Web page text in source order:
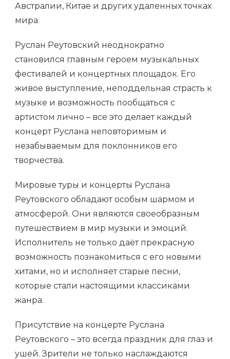
Австралии, Китае и других удаленных точках
мира.
Руслан Реутовский неоднократно
становился главным героем музыкальных
фестивалей и концертных площадок. Его
живое выступление, неподдельная страсть к
музыке и возможность пообщаться с
артистом лично – все это делает каждый
концерт Руслана неповторимым и
незабываемым для поклонников его
творчества.
Мировые туры и концерты Руслана
Реутовского обладают особым шармом и
атмосферой. Они являются своеобразным
путешествием в мир музыки и эмоций.
Исполнитель не только даёт прекрасную
возможность познакомиться с его новыми
хитами, но и исполняет старые песни,
которые стали настоящими классиками
жанра.
Присутствие на концерте Руслана
Реутовского – это всегда праздник для глаз и
ушей. Зрители не только наслаждаются